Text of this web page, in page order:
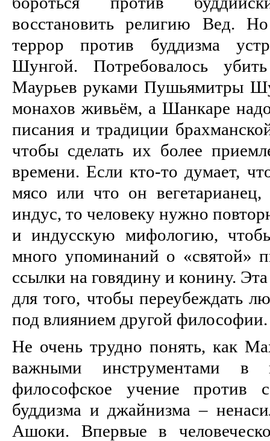
восстановить религию Вед.
террор против буддизма
Шунгой. Потребовалось
Маурьев руками Пушьямитры
монахов живьём, а Шанкаре
писания и традиции
чтобы сделать их более
времени. Если кто-то думает,
мясо или что он
индус, то человеку нужно
и индусскую мифологию,
много упоминаний о «святой»
ссылки на говядину и конину.
для того, чтобы переубеждать
под влиянием другой философии.
Не очень трудно понять, как
важными инструментами в
философское учение против
буддизма и джайнизма –
Ашоки. Впервые в